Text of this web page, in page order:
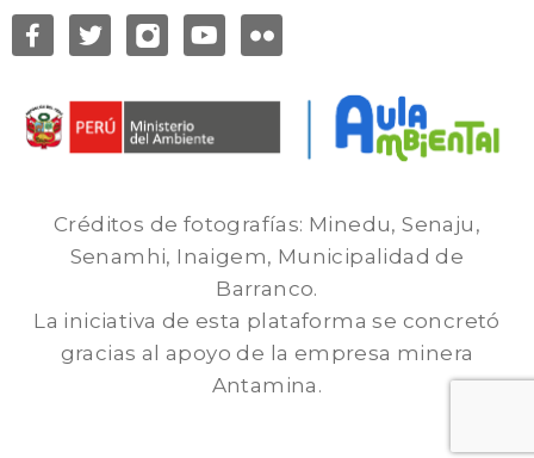
Créditos de fotografías: Minedu, Senaju,
Senamhi, Inaigem, Municipalidad de
Barranco.
La iniciativa de esta plataforma se concretó
gracias al apoyo de la empresa minera
Antamina.